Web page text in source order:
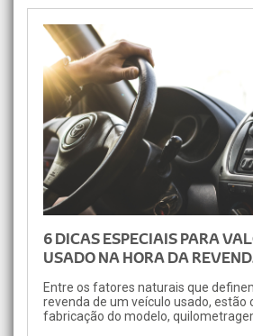
6 DICAS ESPECIAIS PARA
USADO NA HORA DA
Entre os fatores naturais que
revenda de um veículo usado, estão
fabricação do modelo,